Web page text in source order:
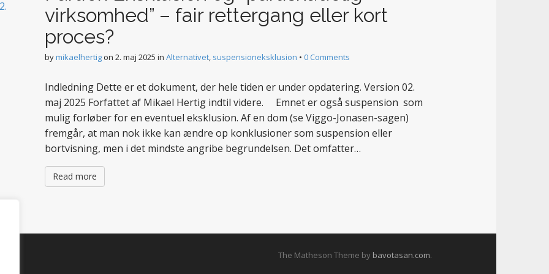
virksomhed” – fair rettergang eller kort
proces?
bymikaelhertigon 2. maj 2025 in Alternativet, suspensioneksklusion • 0 Comments
Indledning Dette er et dokument, der hele tiden er under opdatering. Version 02.
maj 2025 Forfattet af Mikael Hertig indtil videre. Emnet er også suspension som
mulig forløber for en eventuel eksklusion. Af en dom (se Viggo-Jonasen-sagen)
fremgår, at man nok ikke kan ændre op konklusioner som suspension eller
bortvisning, men i det mindste angribe begrundelsen. Det omfatter…
Read more
The Matheson Theme by bavotasan.com.